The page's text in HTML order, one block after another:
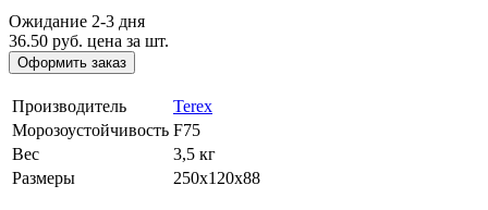
Ожидание 2-3 дня
36.50 руб. цена за шт.
Оформить заказ
Производитель
Terex
Морозоустойчивость F75
Вес
3,5 кг
Размеры
250х120х88